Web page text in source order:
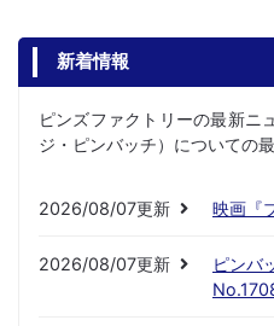
新着情報
ピンズファクトリーの最新ニ
ジ・ピンバッチ）についての
2026/08/07更新 映画『
2026/08/07更新
ピンバ